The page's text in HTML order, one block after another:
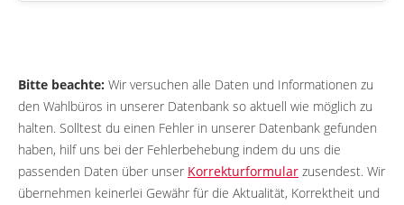
Bitte beachte: Wir versuchen alle Daten und Informationen zu
den Wahlbüros in unserer Datenbank so aktuell wie möglich zu
halten. Solltest du einen Fehler in unserer Datenbank gefunden
haben, hilf uns bei der Fehlerbehebung indem du uns die
passenden Daten über unser Korrekturformular zusendest. Wir
übernehmen keinerlei Gewähr für die Aktualität, Korrektheit und